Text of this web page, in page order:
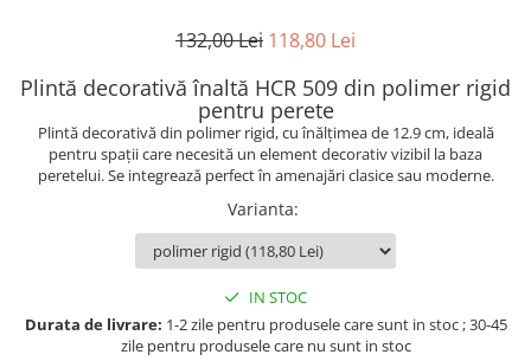
Plinte decorative din polimer rigid
132,00 Lei 118,80 Lei
Plintă decorativă înaltă HCR 509 din polimer rigid
pentru perete
Plintă decorativă din polimer rigid, cu înălțimea de 12.9 cm, ideală
pentru spații care necesită un element decorativ vizibil la baza
peretelui. Se integrează perfect în amenajări clasice sau moderne.
Varianta:
IN STOC
Durata de livrare: 1-2 zile pentru produsele care sunt in stoc ; 30-45
zile pentru produsele care nu sunt in stoc